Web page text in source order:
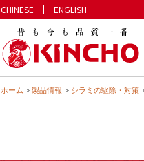
CHINESE ENGLISH
ホーム 製品情報 シラミの駆除・対策